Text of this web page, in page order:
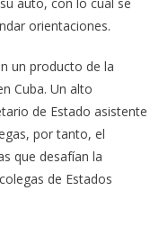
orientaciones.
un producto de la
Cuba. Un alto
de Estado asistente
por tanto, el
que desafían la
de Estados